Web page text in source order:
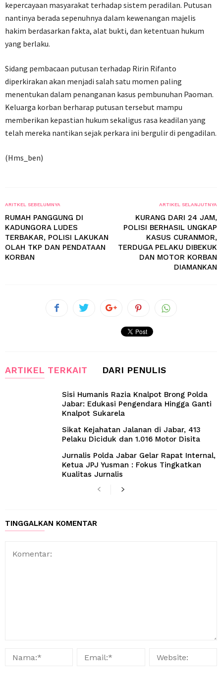
kepercayaan masyarakat terhadap sistem peradilan. Putusan
nantinya berada sepenuhnya dalam kewenangan majelis
hakim berdasarkan fakta, alat bukti, dan ketentuan hukum
yang berlaku.
Sidang pembacaan putusan terhadap Ririn Rifanto
diperkirakan akan menjadi salah satu momen paling
menentukan dalam penanganan kasus pembunuhan Paoman.
Keluarga korban berharap putusan tersebut mampu
memberikan kepastian hukum sekaligus rasa keadilan yang
telah mereka nantikan sejak perkara ini bergulir di pengadilan.
(Hms_ben)
ARITKEL SEBELUMNYA
RUMAH PANGGUNG DI
KADUNGORA LUDES
TERBAKAR, POLISI LAKUKAN
OLAH TKP DAN PENDATAAN
KORBAN
ARTIKEL SELANJUTNYA
KURANG DARI 24 JAM,
POLISI BERHASIL UNGKAP
KASUS CURANMOR,
TERDUGA PELAKU DIBEKUK
DAN MOTOR KORBAN
DIAMANKAN
ARTIKEL TERKAIT DARI PENULIS
Sisi Humanis Razia Knalpot Brong Polda
Jabar: Edukasi Pengendara Hingga Ganti
Knalpot Sukarela
Sikat Kejahatan Jalanan di Jabar, 413
Pelaku Diciduk dan 1.016 Motor Disita
Jurnalis Polda Jabar Gelar Rapat Internal,
Ketua JPJ Yusman : Fokus Tingkatkan
Kualitas Jurnalis
TINGGALKAN KOMENTAR